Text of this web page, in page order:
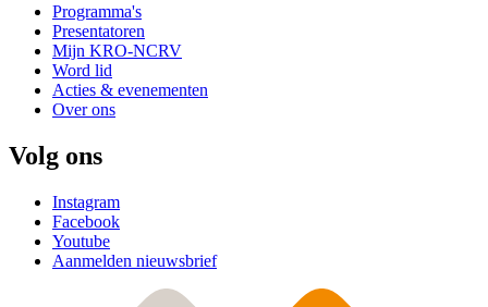
Programma's
Presentatoren
Mijn KRO-NCRV
Word lid
Acties & evenementen
Over ons
Volg ons
Instagram
Facebook
Youtube
Aanmelden nieuwsbrief